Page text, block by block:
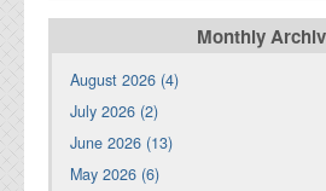
Monthly
August 2026 (4)
July 2026 (2)
June 2026 (13)
May 2026 (6)